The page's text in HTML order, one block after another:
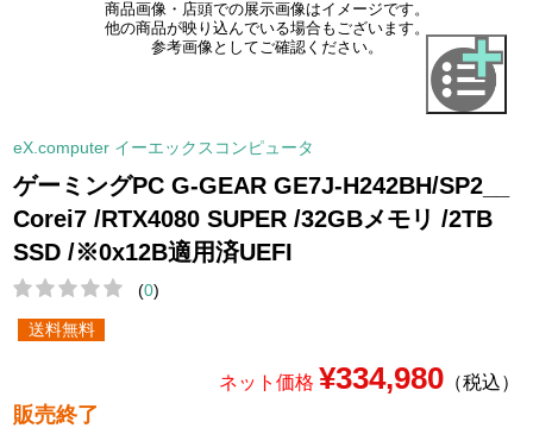
商品画像・店頭での展示画像はイメージです。
他の商品が映り込んでいる場合もございます。
参考画像としてご確認ください。
eX.computer イーエックスコンピュータ
ゲーミングPC G-GEAR GE7J-H242BH/SP2__
Corei7 /RTX4080 SUPER /32GBメモリ /2TB
SSD /※0x12B適用済UEFI
(0)
送料無料
ネット価格 ¥334,980（税込）
販売終了